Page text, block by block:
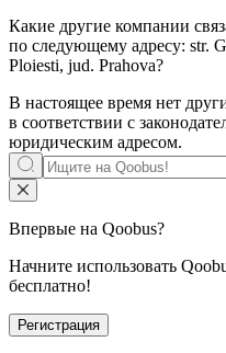
Какие другие компании
по следующему адресу: str.
Ploiesti, jud. Prahova?
В настоящее время нет
в соответствии с
юридическим адресом.
Впервые на Qoobus?
Начните использовать
бесплатно!
Регистрация